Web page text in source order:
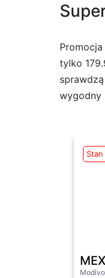
tylko
wygodny
Modivo